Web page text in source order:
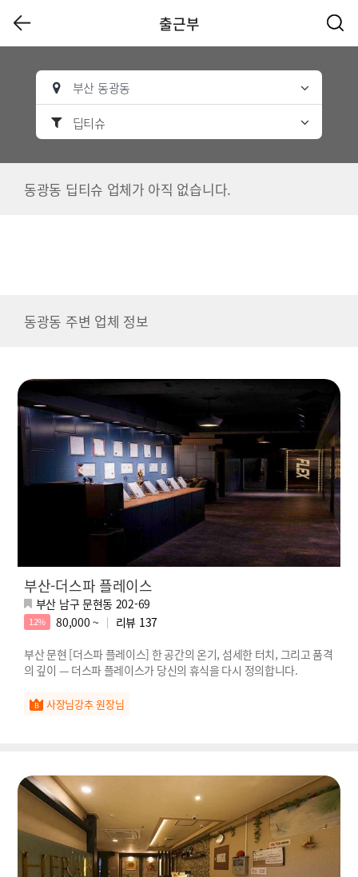
출근부
부산 동광동
딥티슈
동광동 딥티슈 업체가 아직 없습니다.
동광동 주변 업체 정보
부산-더스파 플레이스
부산 남구 문현동 202-69
12% 80,000 ~ 리뷰 137
부산 문현 [더스파 플레이스] 한 공간의 온기, 섬세한 터치, 그리고 품격
의 깊이 — 더스파 플레이스가 당신의 휴식을 다시 정의합니다.
사장님강추 원장님